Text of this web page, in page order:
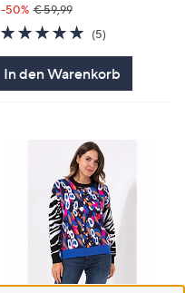
-50% € 59,99
5.0
von
(5)5
In den Warenkorb